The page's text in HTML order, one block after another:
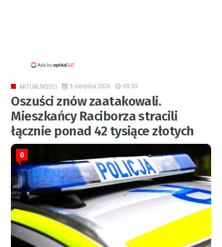
AKTUALNOŚCI 5 sierpnia 2026 09:50
Oszuści znów zaatakowali.
Mieszkańcy Raciborza stracili
łącznie ponad 42 tysiące złotych
0